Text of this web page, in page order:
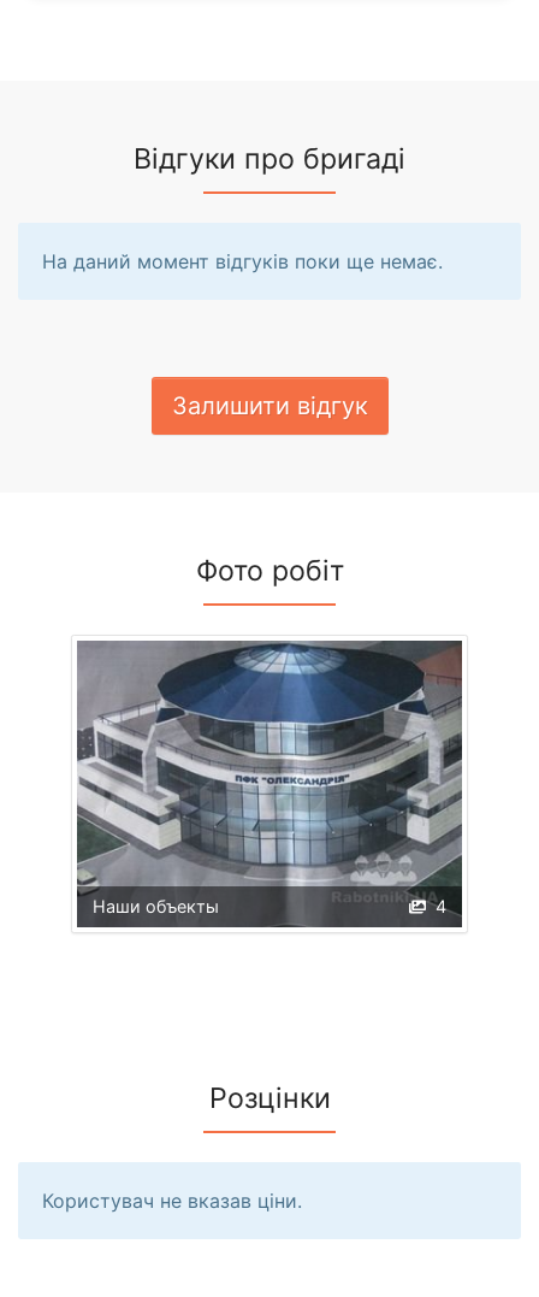
Відгуки про бригаді
На даний момент відгуків поки ще немає.
Залишити відгук
Фото робіт
4
Наши объекты
Розцінки
Користувач не вказав ціни.